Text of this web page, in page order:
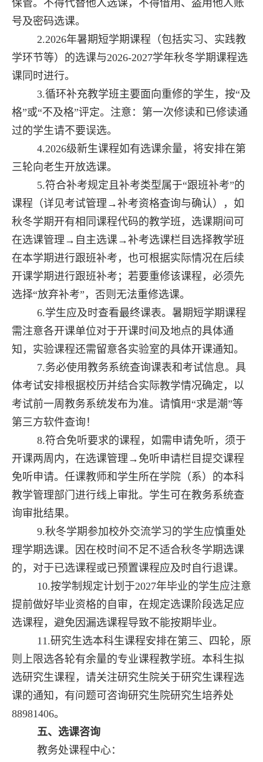
保管。不得代替他人选课，不得借用、盗用他人账
号及密码选课。
2.2026年暑期短学期课程（包括实习、实践教
学环节等）的选课与2026-2027学年秋冬学期课程选
课同时进行。
3.循环补充教学班主要面向重修的学生，按“及
格”或“不及格”评定。注意：第一次修读和已修读通
过的学生请不要误选。
4.2026级新生课程如有选课余量，将安排在第
三轮向老生开放选课。
5.符合补考规定且补考类型属于“跟班补考”的
课程（详见考试管理→补考资格查询与确认），如
秋冬学期开有相同课程代码的教学班，选课期间可
在选课管理→自主选课→补考选课栏目选择教学班
在本学期进行跟班补考，也可根据实际情况在后续
开课学期进行跟班补考；若要重修该课程，必须先
选择“放弃补考”，否则无法重修选课。
6.学生应及时查看最终课表。暑期短学期课程
需注意各开课单位对于开课时间及地点的具体通
知，实验课程还需留意各实验室的具体开课通知。
7.务必使用教务系统查询课表和考试信息。 具
体考试安排根据校历并结合实际教学情况确定，以
考试前一周教务系统发布为准。请慎用“求是潮”等
第三方软件查询！
8.符合免听要求的课程，如需申请免听，须于
开课两周内，在选课管理→免听申请栏目提交课程
免听申请。任课教师和学生所在学院（系）的本科
教学管理部门进行线上审批。学生可在教务系统查
询审批结果。
9.秋冬学期参加校外交流学习的学生应慎重处
理学期选课。因在校时间不足不适合秋冬学期选课
的，对于已选课程或已预置课程应及时自行退课。
10.按学制规定计划于2027年毕业的学生应注意
提前做好毕业资格的自审，在规定选课阶段选足应
选课程，避免因漏选课程导致不能按期毕业。
11.研究生选本科生课程安排在第三、四轮，原
则上限选各轮有余量的专业课程教学班。本科生拟
选研究生课程，请关注研究生院关于研究生课程选
课的通知，有问题可咨询研究生院研究生培养处
88981406。
五、选课咨询
教务处课程中心：